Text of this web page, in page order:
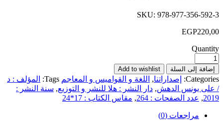
SKU: 978-977-356-592-3
EGP220,00
Quantity
إضافة إلى السلة Add to wishlist
Categories: إصداراتنا, اللغة و القواميس و المعاجم Tags:
المؤلف : د
/ على يونس الدهش, دار النشر : هلا للنشر و التوزيع, سنة النشر :
2019
, عدد الصفحات : 264 , مقاس الكتاب : 17*24
مراجعات (0)